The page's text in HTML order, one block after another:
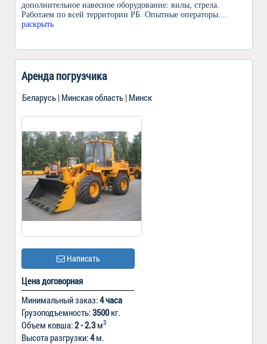
дополнительное навесное оборудование: вилы, стрела.
Работаем по всей территории РБ. Опытные операторы.
раскрыть
Аренда погрузчика
Беларусь | Минская область | Минск
Написать
Цена договорная
Минимальный заказ:4 часа
Грузоподъемность:3500кг.
Объем ковша:2 - 2.3м3
Высота разгрузки:4м.